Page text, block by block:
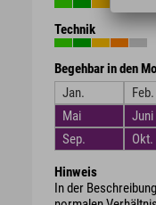
Technik
Begehbar in den
Jan.
Feb.
Mai
Juni
Sep.
Okt.
Hinweis
In der